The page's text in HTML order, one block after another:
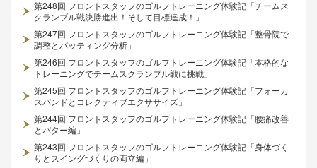
第248回 フロントスタッフのゴルフトレーニング体験記「チームス
クランブル戦決勝進出！そして目標達成！」
第247回 フロントスタッフのゴルフトレーニング体験記「整骨院で
調整とパッティング分析」
第246回 フロントスタッフのゴルフトレーニング体験記「本格的な
トレーニングでチームスクランブル戦に挑戦」
第245回 フロントスタッフのゴルフトレーニング体験記「フォーカ
スバンドとコレクティブエクササイズ」
第244回 フロントスタッフのゴルフトレーニング体験記「腰痛改善
とパター編」
第243回 フロントスタッフのゴルフトレーニング体験記「身体づく
りとスイングづくりの両立編」